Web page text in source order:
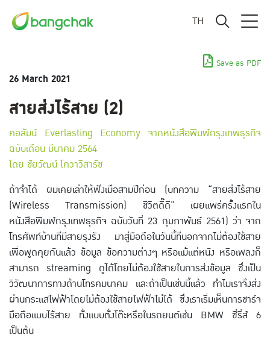
TH
Save as PDF
26 March 2021
สายส่งไร้สาย (2)
คอลัมน์ Everlasting Economy จากหนังสือพิมพ์กรุงเทพธุรกิจ
ฉบับเดือน มีนาคม 2564
โดย ชัยวัฒน์ โควาวิสารัช
ถ้าจำได้ ผมเคยเล่าให้ฟังเมื่อสามปีก่อน (บทความ “สายส่งไร้สาย
(Wireless Transmission) ชีวิตดี๊ดี” เผยแพร่ครั้งแรกใน
หนังสือพิมพ์กรุงเทพธุรกิจ ฉบับวันที่ 23 กุมภาพันธ์ 2561) ว่า จาก
โทรศัพท์บ้านที่มีสายรุงรัง มาสู่มือถือในวันนี้ที่นอกจากไม่ต้องใช้สาย
เพื่อพูดคุยกันแล้ว ข้อมูล ข้อความต่างๆ หรือแม้แต่หนัง หรือเพลงก็
สามารถ streaming ดูได้โดยไม่ต้องใช้สายในการส่งข้อมูล ซึ่งเป็น
วิวัฒนาการทางด้านโทรคมนาคม และถ้าเป็นเช่นนี้แล้ว ทำไมเราจึงส่ง
ผ่านกระแสไฟฟ้าโดยไม่ต้องใช้สายไฟฟ้าไม่ได้ ซึ่งเราเริ่มเห็นการชาร์จ
มือถือแบบไร้สาย ทั้งแบบตั้งโต๊ะหรือในรถยนต์เช่น BMW ซี่รี่ส์ 6
เป็นต้น